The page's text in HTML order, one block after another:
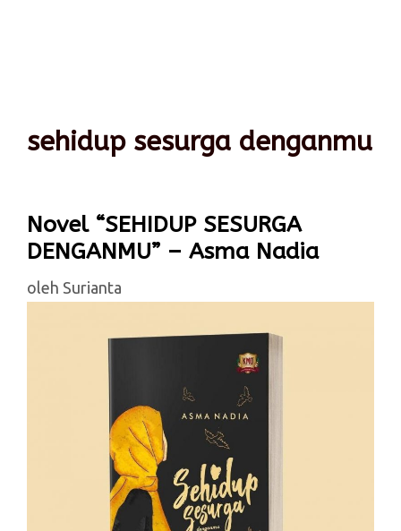
sehidup sesurga denganmu
Novel “SEHIDUP SESURGA
DENGANMU” – Asma Nadia
oleh Surianta